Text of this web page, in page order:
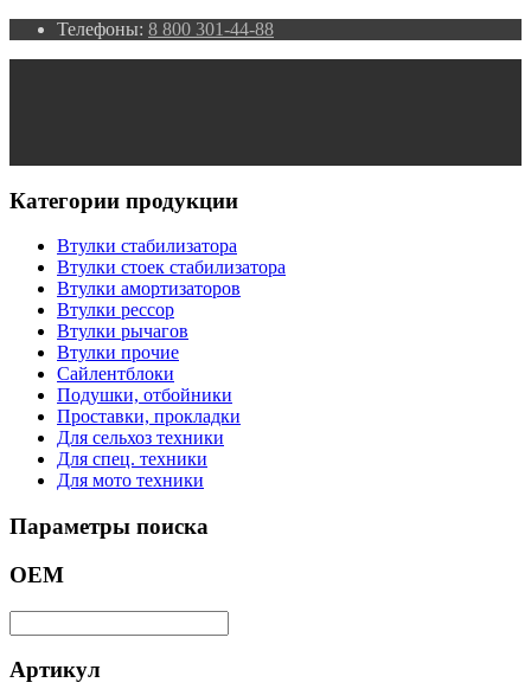
Телефоны: 8 800 301-44-88
Категории продукции
Втулки стабилизатора
Втулки стоек стабилизатора
Втулки амортизаторов
Втулки рессор
Втулки рычагов
Втулки прочие
Сайлентблоки
Подушки, отбойники
Проставки, прокладки
Для сельхоз техники
Для спец. техники
Для мото техники
Параметры поиска
ОЕМ
Артикул